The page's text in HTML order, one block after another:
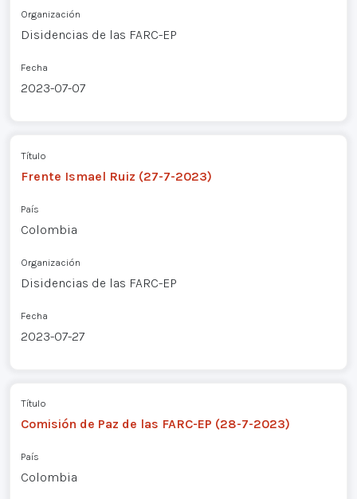
Organización
Disidencias de las FARC-EP
Fecha
2023-07-07
Título
Frente Ismael Ruiz (27-7-2023)
País
Colombia
Organización
Disidencias de las FARC-EP
Fecha
2023-07-27
Título
Comisión de Paz de las FARC-EP (28-7-2023)
País
Colombia